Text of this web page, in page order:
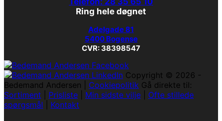
Ring hele døgnet
Adelgade 81
5400 Bogense
CVR: 38398547
Copyright © 2026 -
Bedemand Andersen | Cookiepolitik Gå direkte til:
Sortiment
Prisliste Min sidste vilje
Ofte stillede
spørgsmål
Kontakt